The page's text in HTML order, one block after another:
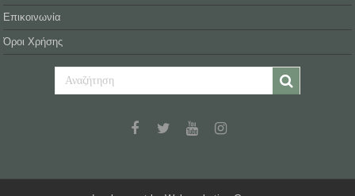
Επικοινωνία
Όροι Χρήσης